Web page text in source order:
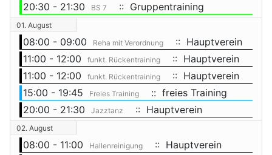
20:30 - 21:30
BS 7 :: Gruppentraining
01. August
08:00 - 09:00 Reha mit Verordnung
:: Hauptverein
11:00 - 12:00
funkt. Rückentraining
:: Hauptverein
11:00 - 12:00
funkt. Rückentraining
:: Hauptverein
15:00 - 19:45
Freies Training
:: freies Training
20:00 - 21:30
Jazztanz :: Hauptverein
02. August
08:00 - 11:00 Hallenreinigung
:: Hauptverein